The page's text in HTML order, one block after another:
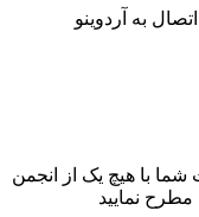
به آردوینو
با هیچ یک از انجمن
نمایید